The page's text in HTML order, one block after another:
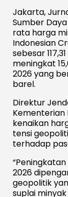
Jakarta,
Sumber
rata harga
Indonesian
sebesar
meningkat
2026 yang
barel.
Direktur
Kementerian
kenaikan
tensi
terhadap
2026
geopolitik
suplai